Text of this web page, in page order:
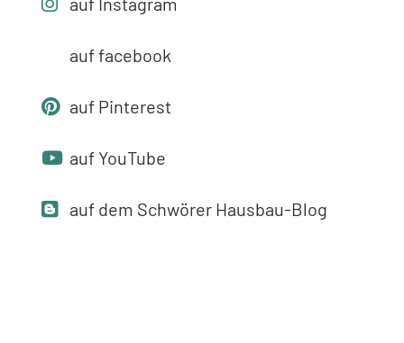
auf facebook
auf Pinterest
auf YouTube
auf dem Schwörer Hausbau-Blog